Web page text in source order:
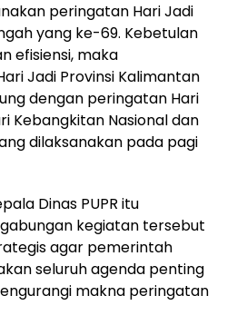
peringatan Hari Jadi
yang ke-69. Kebetulan
efisiensi, maka
Jadi Provinsi Kalimantan
dengan peringatan Hari
Kebangkitan Nasional dan
dilaksanakan pada pagi
Dinas PUPR itu
kegiatan tersebut
agar pemerintah
seluruh agenda penting
makna peringatan